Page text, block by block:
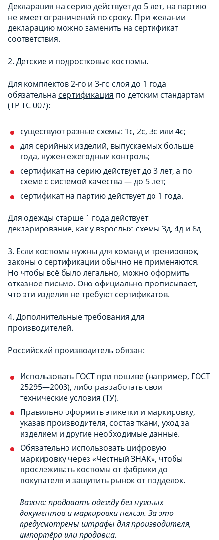
Декларация на серию действует до 5 лет, на партию
не имеет ограничений по сроку. При желании
декларацию можно заменить на сертификат
соответствия.
2. Детские и подростковые костюмы.
Для комплектов 2-го и 3-го слоя до 1 года
обязательна сертификация по детским стандартам
(ТР ТС 007):
существуют разные схемы: 1с, 2с, 3с или 4с;
для серийных изделий, выпускаемых больше
года, нужен ежегодный контроль;
сертификат на серию действует до 3 лет, а по
схеме с системой качества — до 5 лет;
сертификат на партию действует до 1 года.
Для одежды старше 1 года действует
декларирование, как у взрослых: схемы 3д, 4д и 6д.
3. Если костюмы нужны для команд и тренировок,
законы о сертификации обычно не применяются.
Но чтобы всё было легально, можно оформить
отказное письмо. Оно официально прописывает,
что эти изделия не требуют сертификатов.
4. Дополнительные требования для
производителей.
Российский производитель обязан:
Использовать ГОСТ при пошиве (например, ГОСТ
25295—2003), либо разработать свои
технические условия (ТУ).
Правильно оформить этикетки и маркировку,
указав производителя, состав ткани, уход за
изделием и другие необходимые данные.
Обязательно использовать цифровую
маркировку через «Честный ЗНАК», чтобы
прослеживать костюмы от фабрики до
покупателя и защитить рынок от подделок.
Важно: продавать одежду без нужных
документов и маркировки нельзя. За это
предусмотрены штрафы для производителя,
импортёра или продавца.